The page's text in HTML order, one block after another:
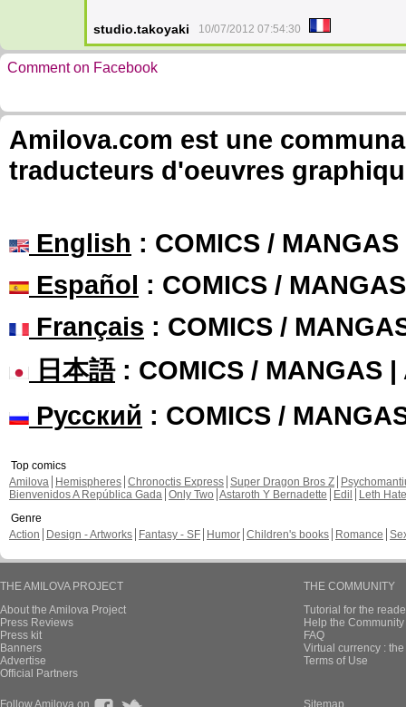
studio.takoyaki 10/07/2012 07:54:30
Comment on Facebook
Amilova.com est une
traducteurs d'oeuvres
English : COMICS /
Español : COMICS /
Français : COMICS /
日本語: COMICS / MANGAS |
Русский : COMICS /
Top comics
Amilova
Hemispheres Chronoctis Express Super Dragon Bros Z
Bienvenidos A República Gada Only Two Astaroth Y Bernadette Edil
Leth Hate
Genre
Action
Design - Artworks Fantasy - SF Humor Children's books Romance
THE AMILOVA PROJECT
About the Amilova Project
Press Reviews
Press kit
Banners
Advertise
Official Partners
THE COMMUNITY
Tutorial for the
Help the
FAQ
Virtual currency :
Terms of Use
Follow Amilova on Sitemap